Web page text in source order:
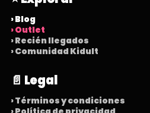
› Blog
› Outlet
› Recién llegados
› Comunidad Kidult
📄 Legal
› Términos y condiciones